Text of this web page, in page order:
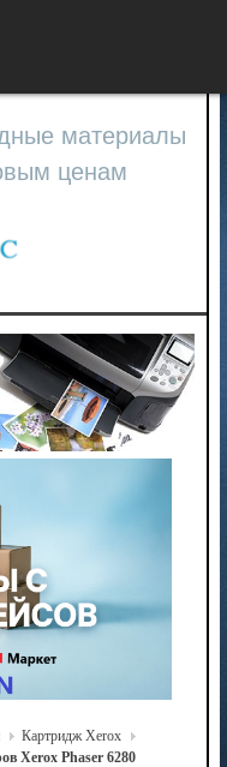
материалы
ценам
Картридж Xerox
Xerox Phaser 6280